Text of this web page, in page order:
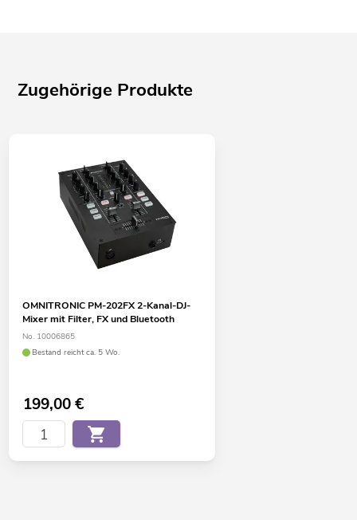
Zugehörige Produkte
OMNITRONIC PM-202FX 2-Kanal-DJ-
Mixer mit Filter, FX und Bluetooth
No. 10006865
Bestand reicht ca. 5 Wo.
199,00€